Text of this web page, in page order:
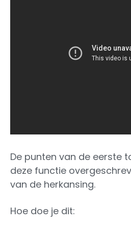
De punten van de eerste
deze functie
van de herkansing.
Hoe doe je dit: